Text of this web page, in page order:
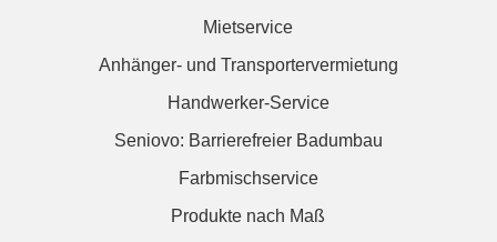
Mietservice
Anhänger- und Transportervermietung
Handwerker-Service
Seniovo: Barrierefreier Badumbau
Farbmischservice
Produkte nach Maß